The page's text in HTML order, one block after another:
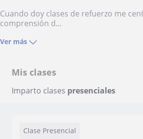
Cuando doy clases de refuerzo me
comprensión d...
Ver más
Mis clases
Imparto clases presenciales
Clase Presencial